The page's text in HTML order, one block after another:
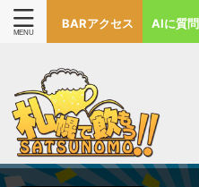
BARアクセス AIに質問